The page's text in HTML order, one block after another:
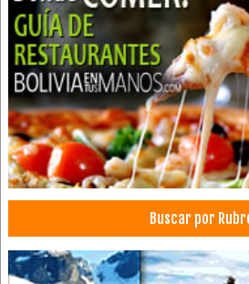
Jugos de Frutas
Agua Natural
Industrias Alimenticias
Lácteos, Fábricación de Productos
Alimentos
Aceite Natural
Aceite de Coco
Aceite de Linaza
Buscar por